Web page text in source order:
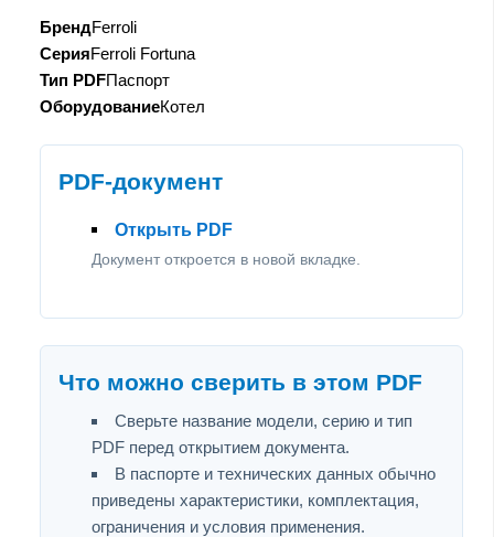
БрендFerroli
СерияFerroli Fortuna
Тип PDFПаспорт
ОборудованиеКотел
PDF-документ
Открыть PDF
Документ откроется в новой вкладке.
Что можно сверить в этом PDF
Сверьте название модели, серию и тип
PDF перед открытием документа.
В паспорте и технических данных обычно
приведены характеристики, комплектация,
ограничения и условия применения.